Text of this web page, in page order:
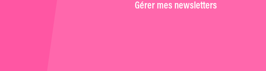
Gérer mes newsletters